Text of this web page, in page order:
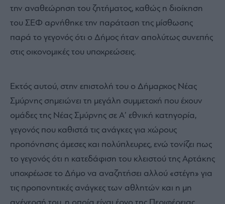
την αναθεώρηση του ζητήματος, καθώς η διοίκηση
του ΣΕΦ αρνήθηκε την παράταση της μίσθωσης
παρά το γεγονός ότι ο Δήμος ήταν απολύτως συνεπής
στις οικονομικές του υποχρεώσεις.
Εκτός αυτού, στην επιστολή του ο Δήμαρχος Νέας
Σμύρνης σημειώνει τη μεγάλη συμμετοχή που έχουν
ομάδες της Νέας Σμύρνης σε Α’ εθνική κατηγορία,
γεγονός που καθιστά τις ανάγκες για χώρους
προπόνησης άμεσες και πολύπλευρες, ενώ τονίζει πως
το γεγονός ότι η κατεδάφιση του κλειστού της Αρτάκης
υποχρέωσε το Δήμο να αναζητήσει αλλού «στέγη» για
τις προπονητικές ανάγκες των αθλητών και η μη